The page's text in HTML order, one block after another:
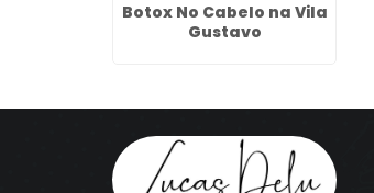
Botox No Cabelo na Vila
Gustavo